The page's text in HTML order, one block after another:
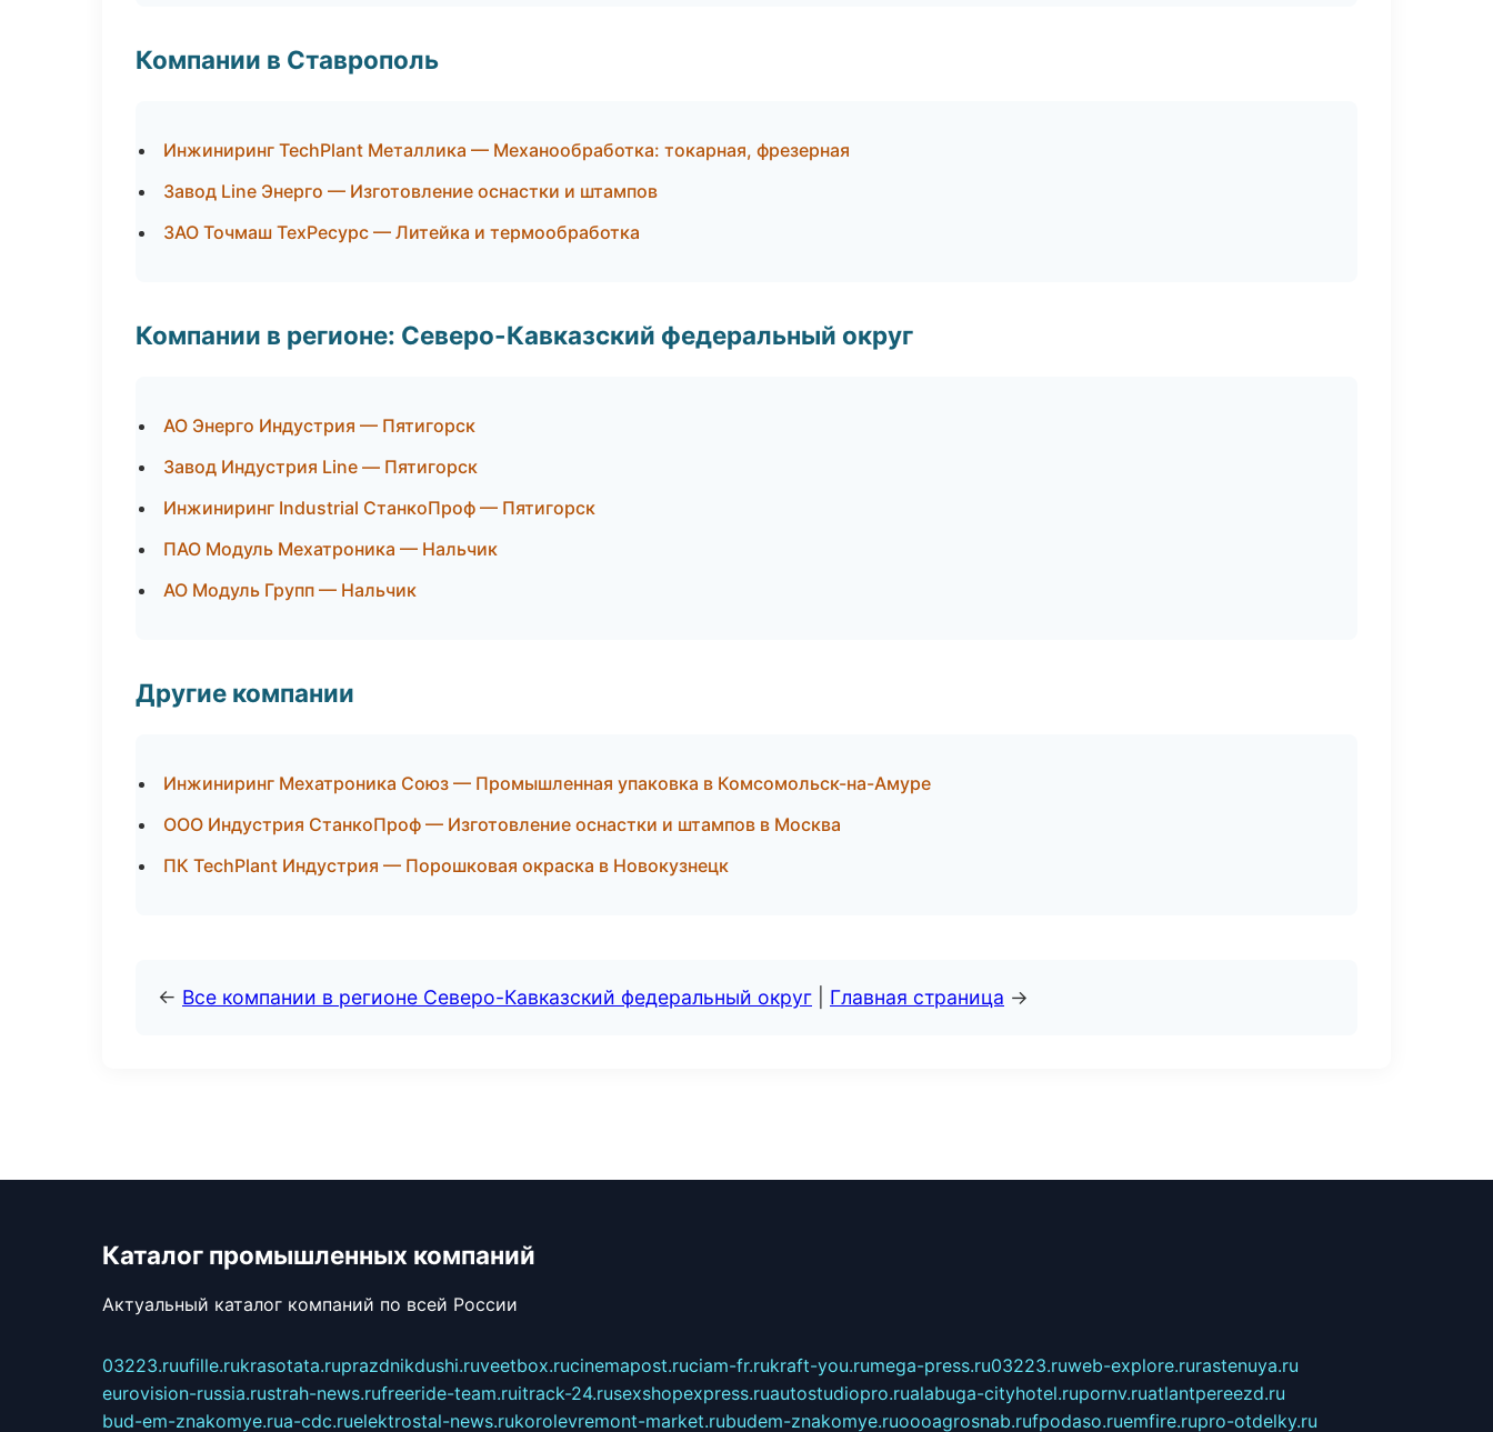
Компании в Ставрополь
Инжиниринг TechPlant Металлика — Механообработка: токарная, фрезерная
Завод Line Энерго — Изготовление оснастки и штампов
ЗАО Точмаш ТехРесурс — Литейка и термообработка
Компании в регионе: Северо-Кавказский федеральный округ
АО Энерго Индустрия — Пятигорск
Завод Индустрия Line — Пятигорск
Инжиниринг Industrial СтанкоПроф — Пятигорск
ПАО Модуль Мехатроника — Нальчик
АО Модуль Групп — Нальчик
Другие компании
Инжиниринг Мехатроника Союз — Промышленная упаковка в Комсомольск-на-Амуре
ООО Индустрия СтанкоПроф — Изготовление оснастки и штампов в Москва
ПК TechPlant Индустрия — Порошковая окраска в Новокузнецк
← Все компании в регионе Северо-Кавказский федеральный округ Главная страница →
Каталог промышленных компаний
Актуальный каталог компаний по всей России
03223.ruufille.rukrasotata.ruprazdnikdushi.ruveetbox.rucinemapost.ruciam-fr.rukraft-you.rumega-press.ru03223.ruweb-explore.rurastenuya.ru
eurovision-russia.rustrah-news.rufreeride-team.ruitrack-24.rusexshopexpress.ruautostudiopro.rualabuga-cityhotel.rupornv.ruatlantpereezd.ru
bud-em-znakomye.rua-cdc.ruelektrostal-news.rukorolevremont-market.rubudem-znakomye.ruoooagrosnab.rufpodaso.ruemfire.rupro-otdelky.ru